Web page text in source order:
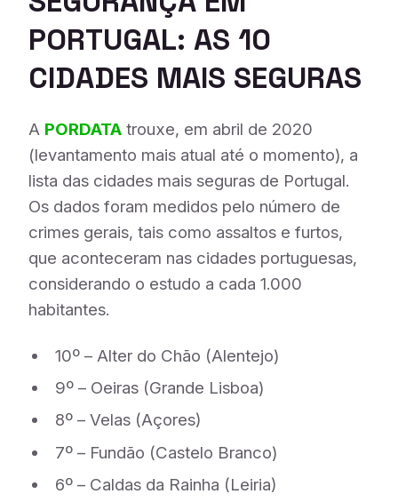
PORTUGAL: AS 10
CIDADES MAIS SEGURAS
A PORDATA trouxe, em abril de 2020
(levantamento mais atual até o momento), a
lista das cidades mais seguras de Portugal.
Os dados foram medidos pelo número de
crimes gerais, tais como assaltos e furtos,
que aconteceram nas cidades portuguesas,
considerando o estudo a cada 1.000
habitantes.
10º – Alter do Chão (Alentejo)
9º – Oeiras (Grande Lisboa)
8º – Velas (Açores)
7º – Fundão (Castelo Branco)
6º – Caldas da Rainha (Leiria)